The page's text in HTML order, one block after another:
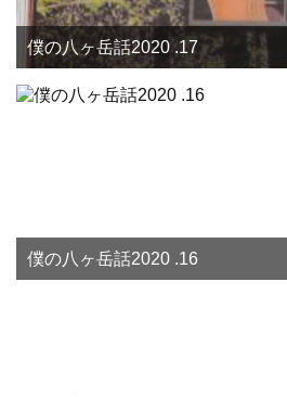
僕の八ヶ岳話2020 .17
僕の八ヶ岳話2020 .16